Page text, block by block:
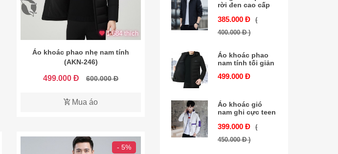
1.684 thích
Áo khoác phao nhẹ nam tính
(AKN-246)
499.000 Đ 600.000 Đ
Mua áo
- 5%
rời đen cao cấp
385.000 Đ
(
400.000 Đ )
Áo khoác phao
nam tính tối giản
499.000 Đ
Áo khoác gió
nam ghi cực teen
399.000 Đ
(
450.000 Đ )